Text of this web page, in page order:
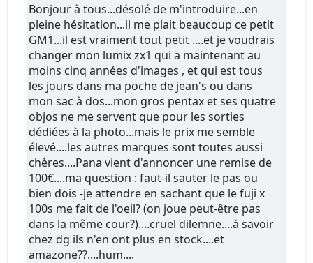
Bonjour à tous...désolé de m'introduire...en
pleine hésitation...il me plait beaucoup ce petit
GM1...il est vraiment tout petit ....et je voudrais
changer mon lumix zx1 qui a maintenant au
moins cinq années d'images , et qui est tous
les jours dans ma poche de jean's ou dans
mon sac à dos...mon gros pentax et ses quatre
objos ne me servent que pour les sorties
dédiées à la photo...mais le prix me semble
élevé....les autres marques sont toutes aussi
chères....Pana vient d'annoncer une remise de
100€....ma question : faut-il sauter le pas ou
bien dois -je attendre en sachant que le fuji x
100s me fait de l'oeil? (on joue peut-être pas
dans la même cour?)....cruel dilemne....à savoir
chez dg ils n'en ont plus en stock....et
amazone??....hum....